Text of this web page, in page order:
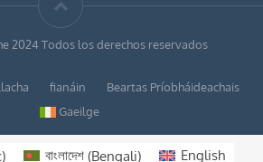
2024 Todos los derechos reservados
fianáin
Beartas Príobháideachais
Gaeilge
) বাংলাদেশ(Bengali) English